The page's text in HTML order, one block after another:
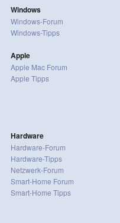
Windows
Windows-Forum
Windows-Tipps
Apple
Apple Mac Forum
Apple Tipps
Hardware
Hardware-Forum
Hardware-Tipps
Netzwerk-Forum
Smart-Home Forum
Smart-Home Tipps